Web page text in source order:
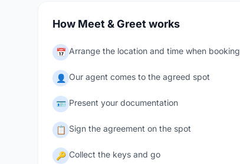
How Meet & Greet works
📅 Arrange the location and time when booking
👤 Our agent comes to the agreed spot
🪪 Present your documentation
📋 Sign the agreement on the spot
🔑 Collect the keys and go